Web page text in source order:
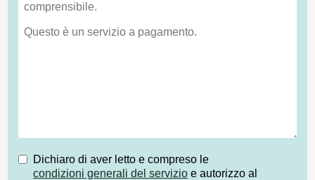
Dichiaro di aver letto e compreso le
condizioni generali del servizio e autorizzo al